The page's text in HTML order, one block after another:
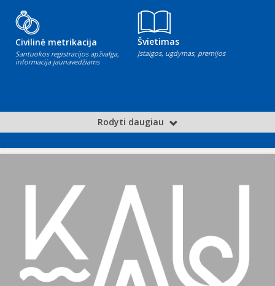
Civilinė metrikacija
Santuokos registracijos apžvalga,
informacija jaunavedžiams
Švietimas
Įstaigos, ugdymas, premijos
Rodyti daugiau